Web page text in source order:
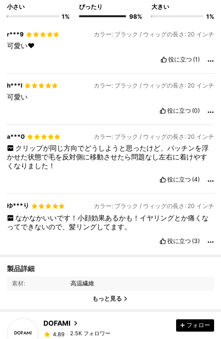
小さい
1%
ぴったり
98%
大きい
1%
r***9 カラー: ブラック / ウィッグの長さ: 20 インチ
可愛い❤
役に立つ (1)
h***l カラー: ブラック / ウィッグの長さ: 20 インチ
可愛い
役に立つ (0)
a***0 カラー: ブラック / ウィッグの長さ: 20 インチ
クリップが同じ方向でどうしようと思ったけど、パッチンを浮
かせた状態で毛を反対側に移動させたら問題なし左右に着けやす
くなりました！
役に立つ (4)
ゆ***り カラー: ブラック / ウィッグの長さ: 20 インチ
なかなかいいです！小顔効果あるかも！イヤリングとか痛くな
ってできないので、髪リングしてます。
役に立つ (3)
製品詳細
素材: 高温繊維
もっと見る
DOFAMI
2.5K フォロワー
4.89
2.5K フォロワー
x***x
は1日前に購入しました
フォロー